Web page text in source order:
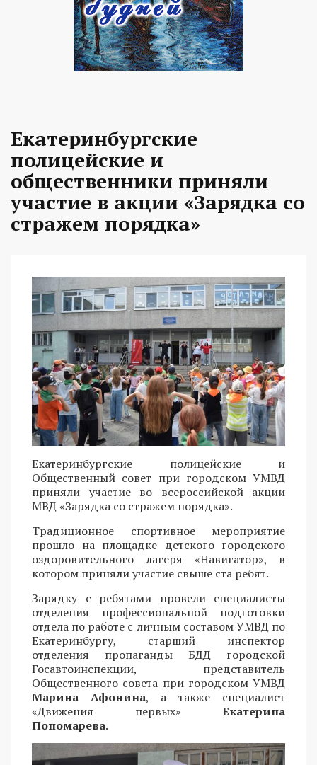
Екатеринбургские
полицейские и
общественники приняли
участие в акции «Зарядка со
стражем порядка»
Екатеринбургские полицейские и
Общественный совет при городском УМВД
приняли участие во всероссийской акции
МВД «Зарядка со стражем порядка».
Традиционное спортивное мероприятие
прошло на площадке детского городского
оздоровительного лагеря «Навигатор», в
котором приняли участие свыше ста ребят.
Зарядку с ребятами провели специалисты
отделения профессиональной подготовки
отдела по работе с личным составом УМВД по
Екатеринбургу, старший инспектор
отделения пропаганды БДД городской
Госавтоинспекции, представитель
Общественного совета при городском УМВД
Марина Афонина, а также специалист
«Движения первых» Екатерина
Пономарева.